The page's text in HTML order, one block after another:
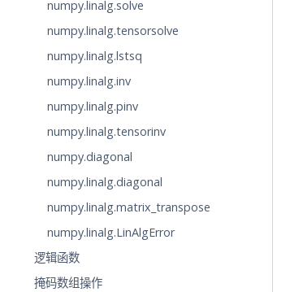
numpy.linalg.solve
numpy.linalg.tensorsolve
numpy.linalg.lstsq
numpy.linalg.inv
numpy.linalg.pinv
numpy.linalg.tensorinv
numpy.diagonal
numpy.linalg.diagonal
numpy.linalg.matrix_transpose
numpy.linalg.LinAlgError
逻辑函数
掩码数组操作